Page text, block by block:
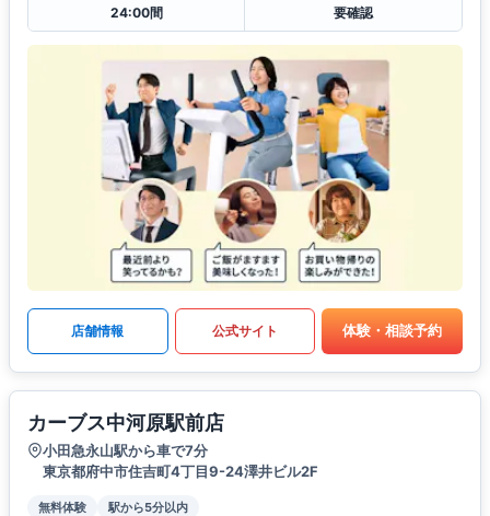
24:00間 要確認
店舗情報 公式サイト 体験・相談予約
カーブス中河原駅前店
小田急永山駅から車で7分
東京都府中市住吉町4丁目9-24澤井ビル2F
無料体験 駅から5分以内